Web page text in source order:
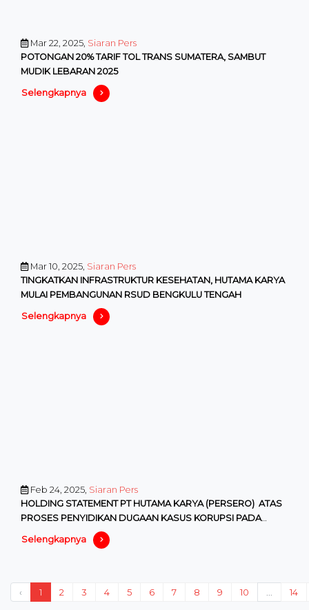
Mar 22, 2025, Siaran Pers
POTONGAN 20% TARIF TOL TRANS SUMATERA, SAMBUT
MUDIK LEBARAN 2025
Selengkapnya
Mar 10, 2025, Siaran Pers
TINGKATKAN INFRASTRUKTUR KESEHATAN, HUTAMA KARYA
MULAI PEMBANGUNAN RSUD BENGKULU TENGAH
Selengkapnya
Feb 24, 2025, Siaran Pers
HOLDING STATEMENT PT HUTAMA KARYA (PERSERO) ATAS
PROSES PENYIDIKAN DUGAAN KASUS KORUPSI PADA
PROYEK PABRIK GULA DJATIRO
Selengkapnya
‹ 1 2 3 4 5 6 7 8 9 10 14